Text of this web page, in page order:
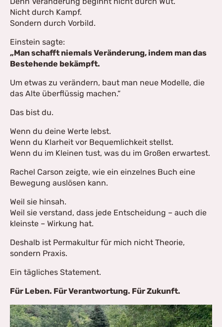
Nicht durch Kampf.
Sondern durch Vorbild.
Einstein sagte:
„Man schafft niemals Veränderung, indem man das
Bestehende bekämpft.
Um etwas zu verändern, baut man neue Modelle, die
das Alte überflüssig machen.“
Das bist du.
Wenn du deine Werte lebst.
Wenn du Klarheit vor Bequemlichkeit stellst.
Wenn du im Kleinen tust, was du im Großen erwartest.
Rachel Carson zeigte, wie ein einzelnes Buch eine
Bewegung auslösen kann.
Weil sie hinsah.
Weil sie verstand, dass jede Entscheidung – auch die
kleinste – Wirkung hat.
Deshalb ist Permakultur für mich nicht Theorie,
sondern Praxis.
Ein tägliches Statement.
Für Leben. Für Verantwortung. Für Zukunft.